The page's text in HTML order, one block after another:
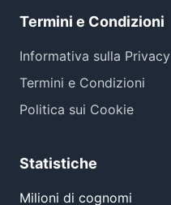
Termini e Condizioni
Informativa sulla Privacy
Termini e Condizioni
Politica sui Cookie
Statistiche
Milioni di cognomi